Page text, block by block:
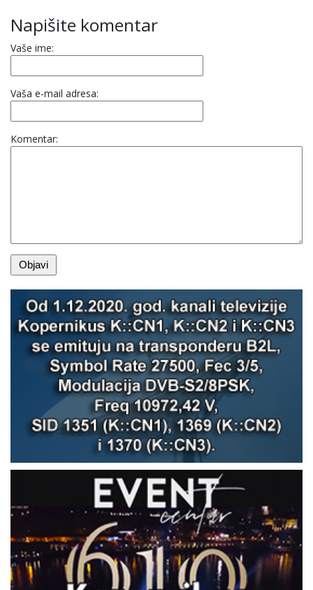
Napišite komentar
Vaše ime:
Vaša e-mail adresa:
Komentar: